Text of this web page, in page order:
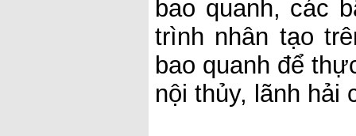
bao quanh, các
trình nhân tạo
bao quanh để
nội thủy, lãnh hải